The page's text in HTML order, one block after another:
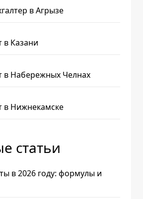
в Агрызе
в Казани
в Набережных Челнах
в Нижнекамске
статьи
в 2026 году: формулы и